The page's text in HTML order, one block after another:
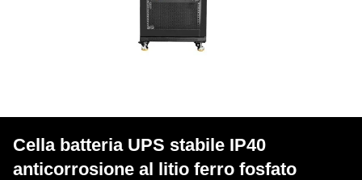
Cella batteria UPS stabile IP40
anticorrosione al litio ferro fosfato